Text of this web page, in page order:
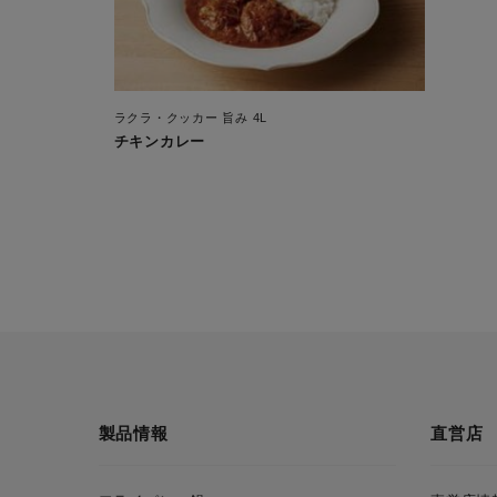
ラクラ・クッカー 旨み 4L
チキンカレー
製品情報 直営店